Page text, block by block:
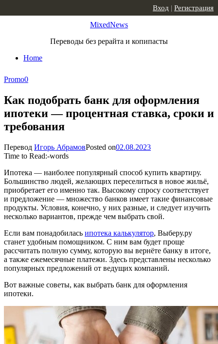
MixedNews
Переводы без рерайта и копипасты
Home
Вход | Регистрация
Promo0
Как подобрать банк для оформления
ипотеки — процентная ставка, сроки и
требования
Перевод Игорь АбрамовPosted on02.08.2023
Time to Read:-words
Ипотека — наиболее популярный способ купить квартиру.
Большинство людей, желающих переселиться в новое жильё,
приобретает его именно так. Высокому спросу соответствует
и предложение — множество банков имеет такие финансовые
продукты. Условия, конечно, у них разные, и следует изучить
несколько вариантов, прежде чем выбрать свой.
Если вам понадобилась ипотека калькулятор, Выберу.ру
станет удобным помощником. С ним вам будет проще
рассчитать полную сумму, которую вы вернёте банку в итоге,
а также ежемесячные платежи. Здесь представлены несколько
популярных предложений от ведущих компаний.
Вот важные советы, как выбрать банк для оформления
ипотеки.